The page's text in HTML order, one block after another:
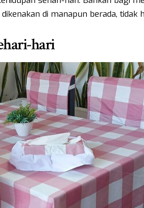
di manapun berada, tidak
hari